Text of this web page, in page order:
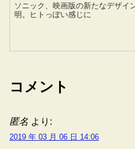
ソニック、映画版の新たなデザイ
明。ヒトっぽい感じに
コメント
匿名 より:
2019 年 03 月 06 日 14:06